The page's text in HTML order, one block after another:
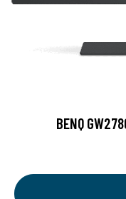
BENQ